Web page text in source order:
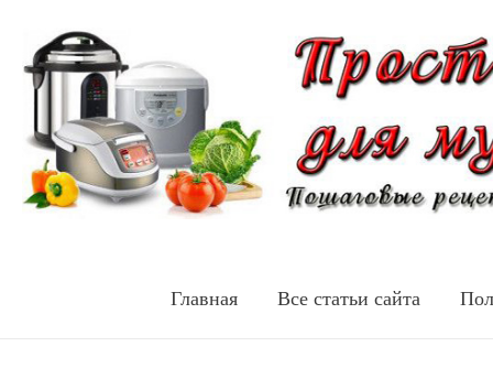
Главная Все статьи сайта